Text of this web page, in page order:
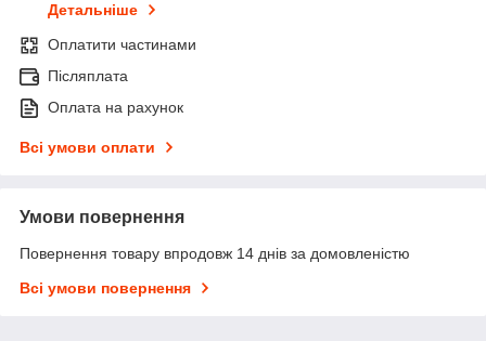
Детальніше
Оплатити частинами
Післяплата
Оплата на рахунок
Всі умови оплати
Умови повернення
Повернення товару впродовж 14 днів за домовленістю
Всі умови повернення